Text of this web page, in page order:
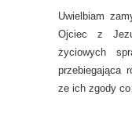
Uwielbiam
Ojciec z
życiowych
przebiegająca
ze ich zgody